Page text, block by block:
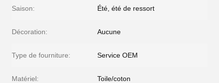
Saison: Été, été de ressort
Décoration: Aucune
Type de fourniture: Service OEM
Matériel: Toile/coton